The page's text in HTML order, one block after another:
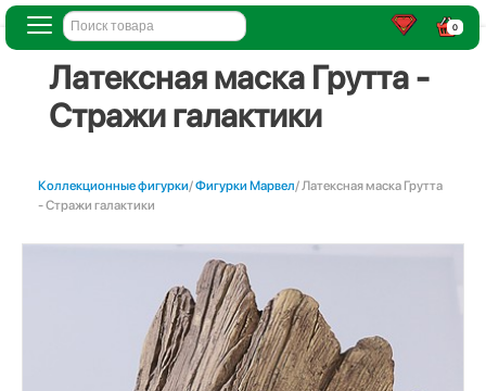
0
Латексная маска Грутта -
Стражи галактики
Коллекционные фигурки/Фигурки Марвел/ Латексная маска Грутта
- Стражи галактики